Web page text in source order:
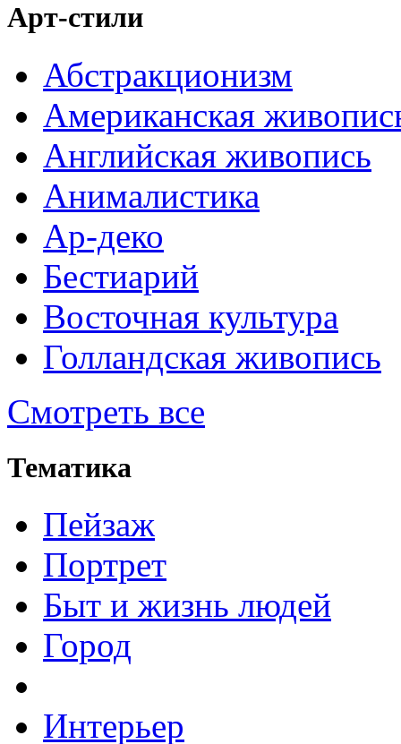
Арт-стили
Абстракционизм
Американская
Английская живопись
Анималистика
Ар-деко
Бестиарий
Восточная культура
Голландская живопись
Смотреть все
Тематика
Пейзаж
Портрет
Быт и жизнь людей
Город
Интерьер